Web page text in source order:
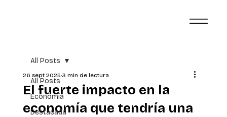
All Posts
Economía
Destacada
All Posts
El fuerte impacto en la
economía que tendría una
26 sept 20253 min de lectura